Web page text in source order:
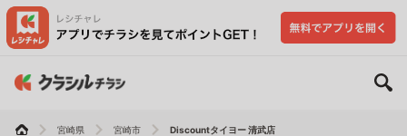
宮崎県 宮崎市 Discountタイヨー 清武店